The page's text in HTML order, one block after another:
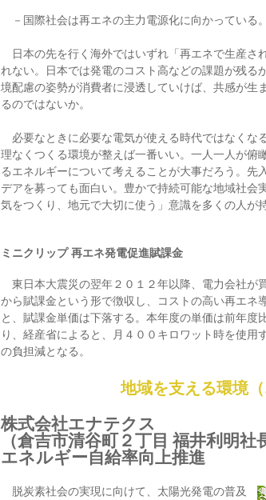
－国際社会は再エネの主力電源化に向かっている。
日本の先を行く海外ではいずれ「再エネで生産さ
れない。日本では発電のコスト高などの課題が残る
境配慮の姿勢が消費者に浸透していけば、共感が生
るのではないか。
必要なときに必要な電気が使える時代ではなくな
理なくつくる環境が整えば一番いい。一人一人が俯
るエネルギーについて考えることが大事だろう。先
デアを募っても面白い。豊かで持続可能な地域社会
気をつくり、地元で大切に使う」意識を多くの人が
ミニクリップ 再エネ発電促進賦課金
東日本大震災の翌年２０１２年以降、電力会社が
から賦課金という形で徴収し、コストの高い再エネ
と、賦課金単価は下落する。本年度の単価は前年度
り、経産省によると、月４００キロワット時を使用
の負担減となる。
地域を支える環境
株式会社エナテクス
（倉吉市清谷町２丁目 福井利明社
エネルギー自給率向上推進
脱炭素社会の実現に向けて、太陽光発電の普及